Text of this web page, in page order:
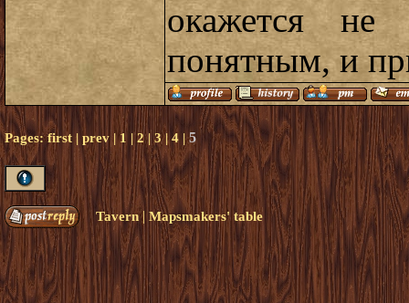
окажется не
понятным, и
Pages:first | prev |1 |2|3| 4 |5
Tavern| Mapsmakers' table